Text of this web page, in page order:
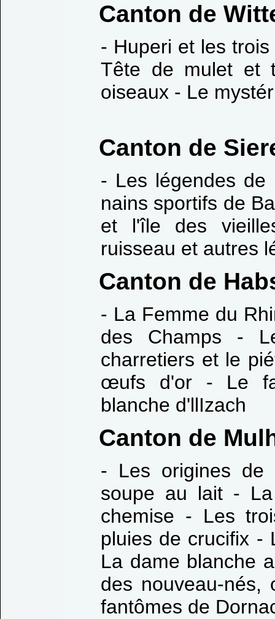
Canton de
- Huperi et les
Tête de mulet et
oiseaux - Le
Canton de
- Les légendes
nains sportifs de
et l'île des
ruisseau et autres
Canton de
- La Femme du
des Champs -
charretiers et le
œufs d'or - Le
blanche d'llIzach
Canton de
- Les origines de
soupe au lait -
chemise - Les
pluies de crucifix -
La dame blanche
des nouveau-
fantômes de